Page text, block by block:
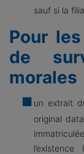
sauf si la
Pour
de
morales
un extrait
original